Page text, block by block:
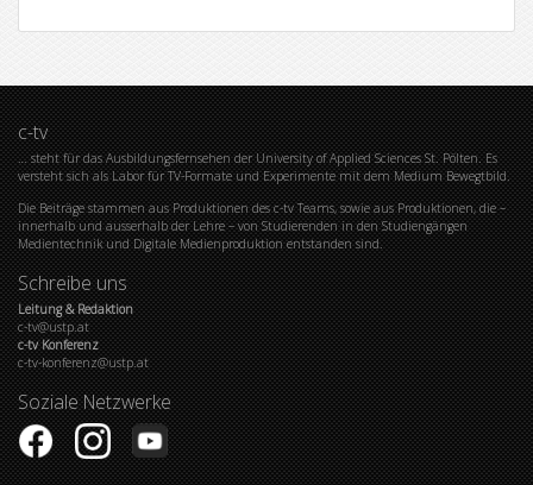
c-tv
… steht für das Ausbildungsfernsehen der University of Applied Sciences St. Pölten. Es
versteht sich als Labor für TV-Formate und Experimente mit dem Medium Bewegtbild.
Die Beiträge stammen aus Produktionen des c-tv Teams, sowie aus Produktionen, die –
innerhalb und ausserhalb der Lehre – von Studierenden in den Studiengängen
Medientechnik und Digitale Medienproduktion entstanden sind.
Schreibe uns
Leitung & Redaktion
c-tv@ustp.at
c-tv Konferenz
c-tv-konferenz@ustp.at
Soziale Netzwerke